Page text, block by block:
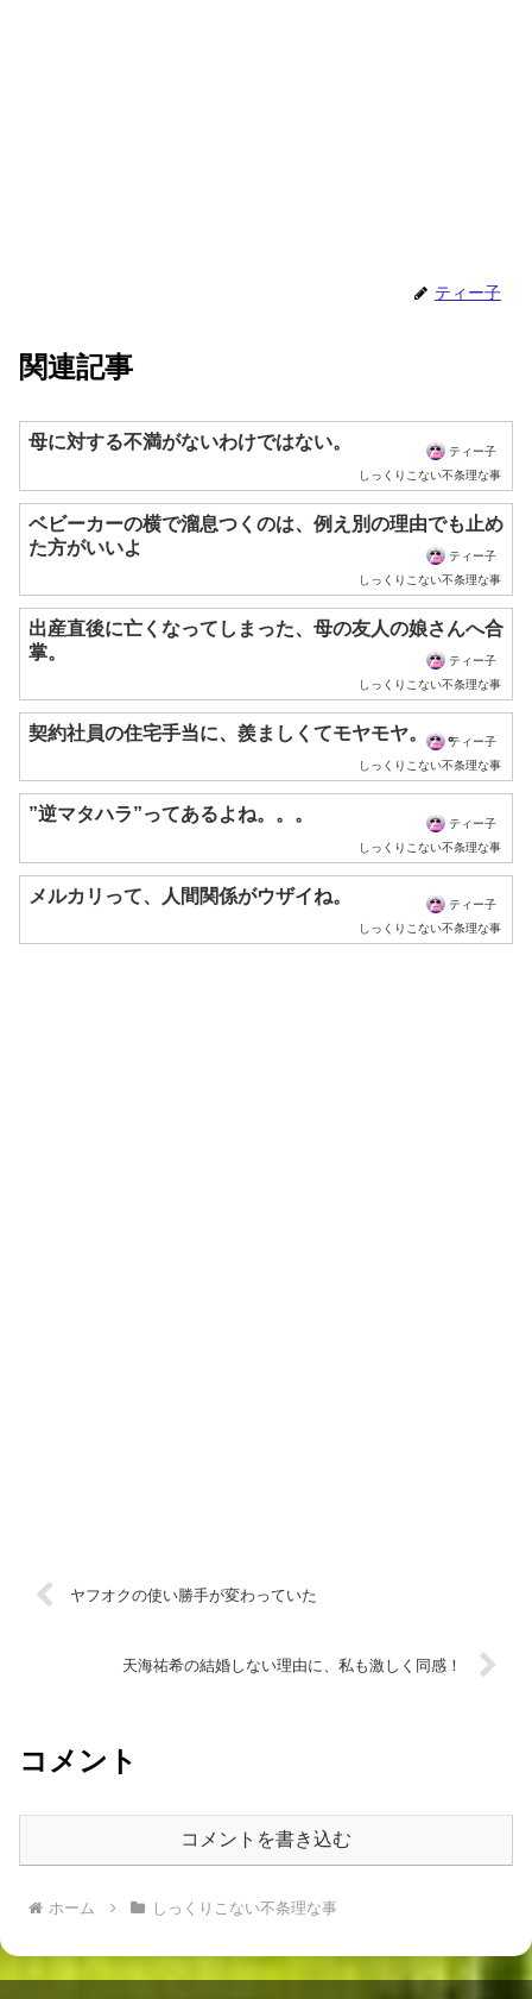
ティー子
関連記事
母に対する不満がないわけではない。
ティー子
しっくりこない不条理な事
ベビーカーの横で溜息つくのは、例え別の理由でも止め
た方がいいよ
ティー子
しっくりこない不条理な事
出産直後に亡くなってしまった、母の友人の娘さんへ合
掌。
ティー子
しっくりこない不条理な事
契約社員の住宅手当に、羨ましくてモヤモヤ。。。ティー子
しっくりこない不条理な事
”逆マタハラ”ってあるよね。。。
ティー子
しっくりこない不条理な事
メルカリって、人間関係がウザイね。
ティー子
しっくりこない不条理な事
ヤフオクの使い勝手が変わっていた
天海祐希の結婚しない理由に、私も激しく同感！
コメント
コメントを書き込む
ホーム しっくりこない不条理な事